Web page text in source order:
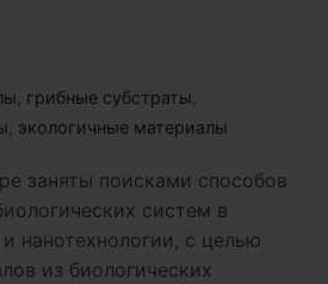
грибные субстраты
экологичные материалы
заняты поисками способов
систем в
нанотехнологии, с целью
из биологических